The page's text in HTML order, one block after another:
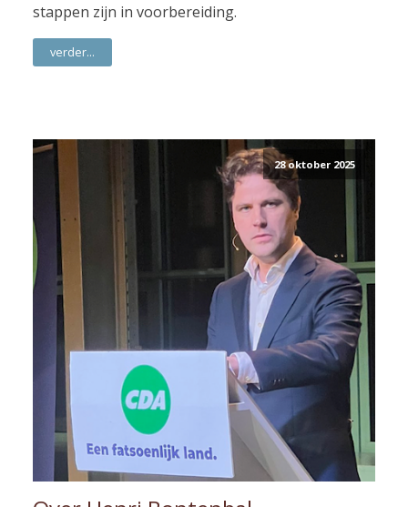
stappen zijn in voorbereiding.
verder...
28 oktober 2025